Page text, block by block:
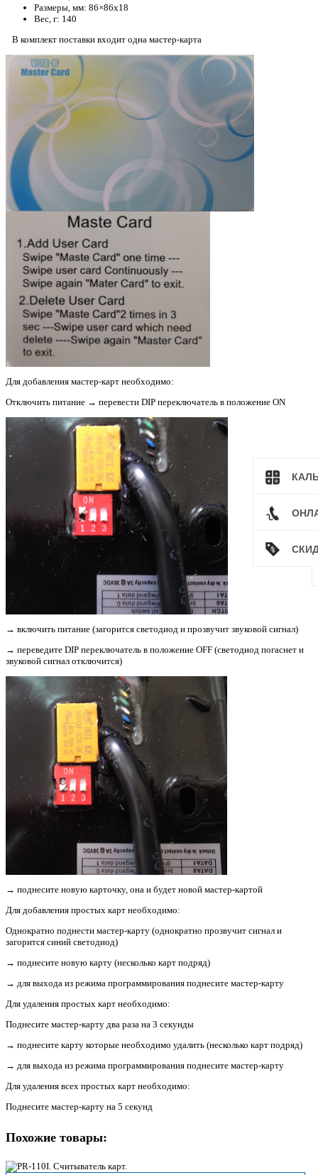
Paзмepы, мм: 86×86х18
Bec, г: 140
В комплект поставки входит одна мастер-карта
Для добавления мастер-карт необходимо:
Отключить питание → перевести DIP переключатель в положение ON
→ включить питание (загорится светодиод и прозвучит звуковой сигнал)
→ переведите DIP переключатель в положение OFF (светодиод погаснет и
звуковой сигнал отключится)
→ поднесите новую карточку, она и будет новой мастер-картой
Для добавления простых карт необходимо:
Однократно поднести мастер-карту (однократно прозвучит сигнал и
загорится синий светодиод)
→ поднесите новую карту (несколько карт подряд)
→ для выхода из режима программирования поднесите мастер-карту
Для удаления простых карт необходимо:
Поднесите мастер-карту два раза на 3 секунды
→ поднесите карту которые необходимо удалить (несколько карт подряд)
→ для выхода из режима программирования поднесите мастер-карту
Для удаления всех простых карт необходимо:
Поднесите мастер-карту на 5 секунд
Похожие товары: